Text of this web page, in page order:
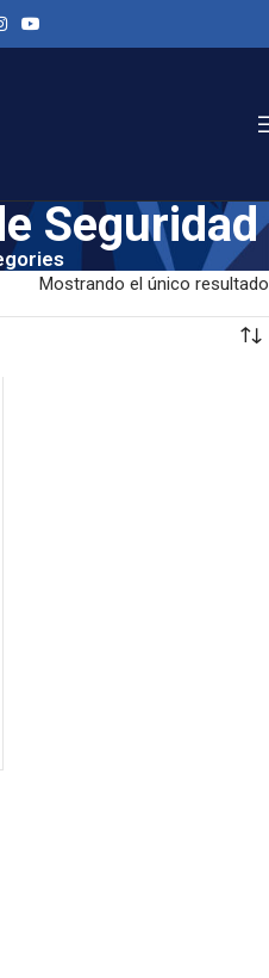
Seguridad
Mostrando el único resultado